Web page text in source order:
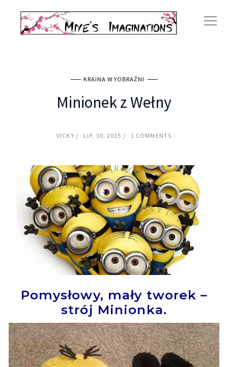
KRAINA WYOBRAŹNI
Minionek z Wełny
VICKY LIP, 30, 2015 1 COMMENTS
Pomysłowy, mały tworek –
strój Minionka.